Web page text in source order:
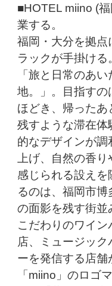
■HOTEL miino (
業する。
福岡・大分を拠点
ラックが手掛ける
「旅と日常のあ
地。」。目指すの
ほどき、帰ったあ
残すような滞在体
的なデザインが
上げ、自然の香
感じられる設え
るのは、福岡市
の面影を残す街並
こだわりのワイ
店、ミュージック
ーを発信する店舗
「miino」のロゴ